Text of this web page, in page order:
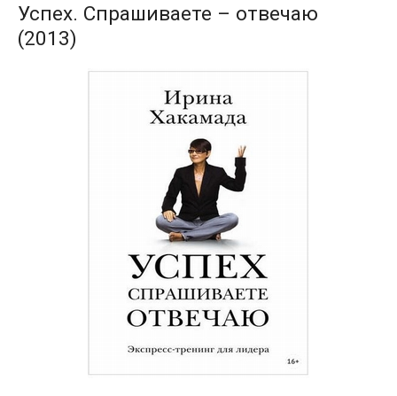
Успех. Спрашиваете – отвечаю
(2013)